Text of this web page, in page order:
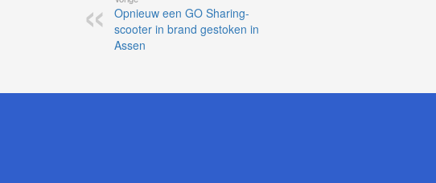
Opnieuw een GO Sharing-
scooter in brand gestoken in
Assen